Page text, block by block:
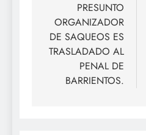
entradas
PRESUNTO
ORGANIZADOR
DE SAQUEOS ES
TRASLADADO AL
PENAL DE
BARRIENTOS.